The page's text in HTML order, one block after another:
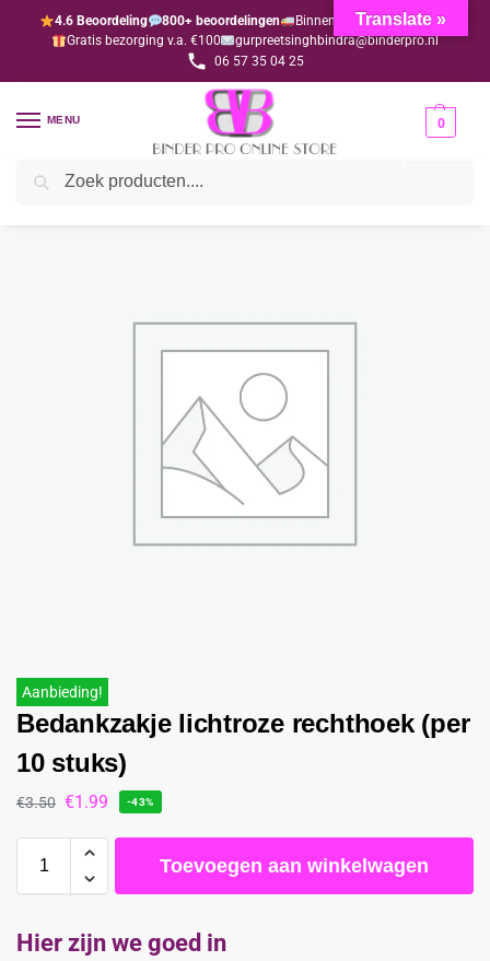
4.6 Beoordeling 800+ beoordelingen
Binnen 1-3 dagen geleverd
Gratis bezorging v.a. €100
gurpreetsinghbindra@binderpro.nl
06 57 35 04 25
MENU 0
Home Bedankjesafdeling
Aanbieding!
Bedankzakje lichtroze rechthoek (per
10 stuks)
€3.50 €1.99 -43%
Toevoegen aan winkelwagen
Hier zijn we goed in
Translate »